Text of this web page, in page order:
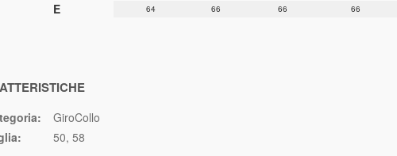
E 64 66 66 66
GiroCollo
50 58